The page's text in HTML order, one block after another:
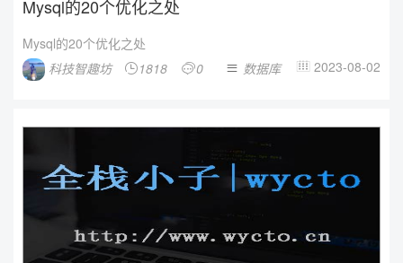
Mysql的20个优化之处
Mysql的20个优化之处
科技智趣坊
1818 0  数据库  2023-08-02